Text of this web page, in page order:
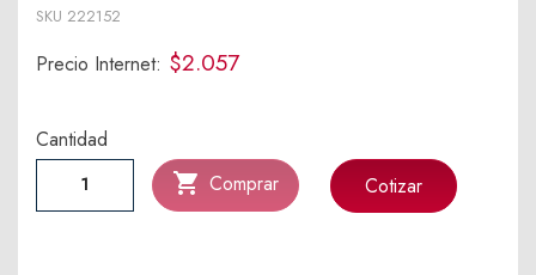
SKU 222152
Precio Internet: $2.057
Cantidad
 Comprar Cotizar